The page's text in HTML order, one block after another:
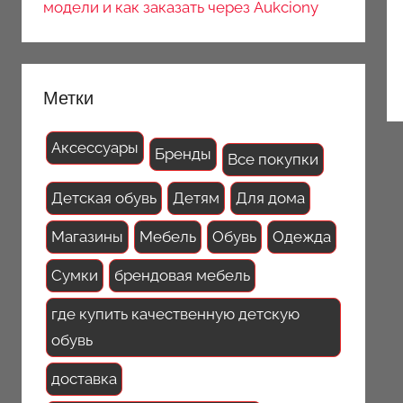
модели и как заказать через Aukciony
Метки
Аксессуары Бренды Все покупки
Детская обувь Детям Для дома
Магазины Мебель Обувь Одежда
Сумки брендовая мебель
где купить качественную детскую
обувь
доставка